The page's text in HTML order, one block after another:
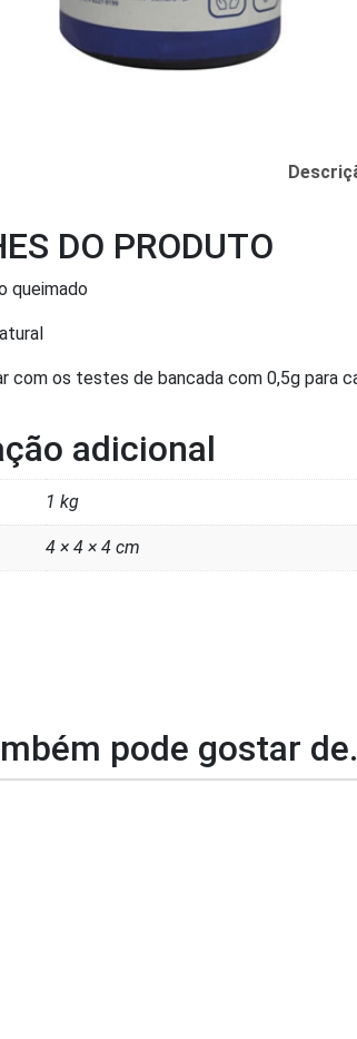
DO PRODUTO
queimado
com os testes de bancada com 0,5g para
adicional
1 kg
4 × 4 × 4 cm
pode gostar